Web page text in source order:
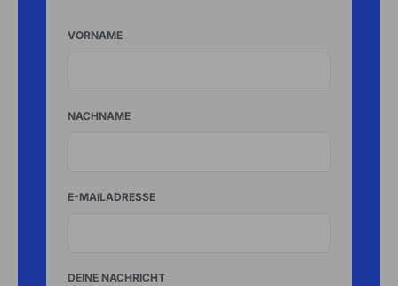
VORNAME
NACHNAME
E-MAILADRESSE
DEINE NACHRICHT